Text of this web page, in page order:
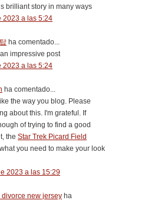
brilliant story in many ways
2023 a las 5:24
ha comentado...
impressive post
2023 a las 5:24
ha comentado...
the way you blog. Please
about this. I'm grateful. If
of trying to find a good
the Star Trek Picard Field
you need to make your look
2023 a las 15:29
new jersey ha